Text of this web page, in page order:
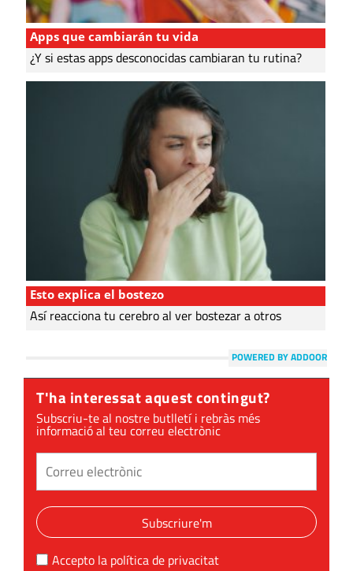
Apps que cambiarán tu vida
¿Y si estas apps desconocidas cambiaran tu rutina?
Esto explica el bostezo
Así reacciona tu cerebro al ver bostezar a otros
POWERED BY ADDOOR
T'ha interessat aquest contingut?
Subscriu-te al nostre butlletí i rebràs més
informació al teu correu electrònic
Subscriure'm
Accepto la política de privacitat